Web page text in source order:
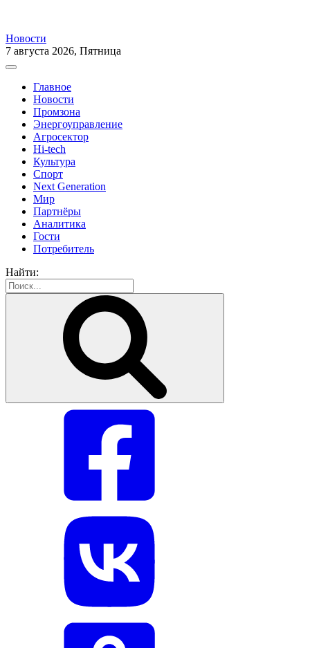
Новости
7 августа 2026, Пятница
Главное
Новости
Промзона
Энергоуправление
Агросектор
Hi-tech
Культура
Спорт
Next Generation
Мир
Партнёры
Аналитика
Гости
Потребитель
Найти: